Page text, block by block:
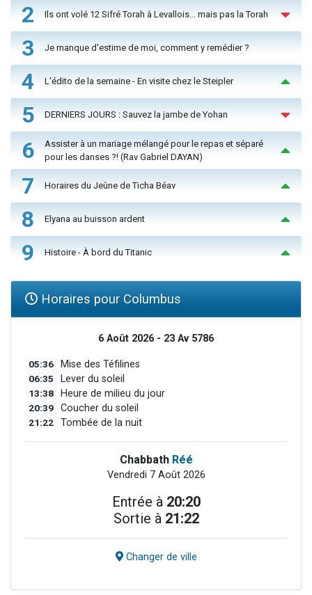
2 Ils ont volé 12 Sifré Torah à Levallois… mais pas la Torah
3 Je manque d'estime de moi, comment y remédier ?
4 L'édito de la semaine - En visite chez le Steipler
5 DERNIERS JOURS : Sauvez la jambe de Yohan
6
Assister à un mariage mélangé pour le repas et séparé
pour les danses ?! (Rav Gabriel DAYAN)
7 Horaires du Jeûne de Ticha Béav
8 Elyana au buisson ardent
9 Histoire - À bord du Titanic
Horaires pour Columbus
6 Août 2026 - 23 Av 5786
05:36 Mise des Téfilines
06:35 Lever du soleil
13:38 Heure de milieu du jour
20:39 Coucher du soleil
21:22 Tombée de la nuit
Chabbath Réé
Vendredi 7 Août 2026
Entrée à 20:20
Sortie à 21:22
Changer de ville